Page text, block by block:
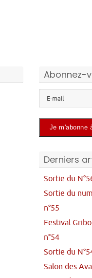
Abonnez-
Derniers
Sortie du
Sortie du
n°55
Festival
n°54
Sortie du
Salon des